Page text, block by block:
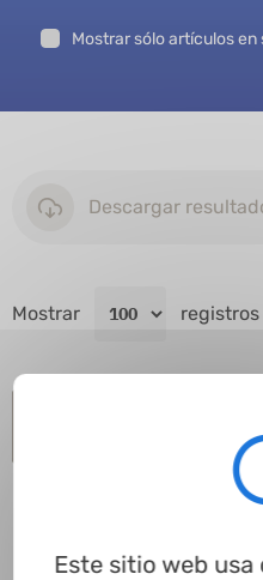
Mostrar sólo artículos en
Descargar
Mostrar registros
Este sitio web